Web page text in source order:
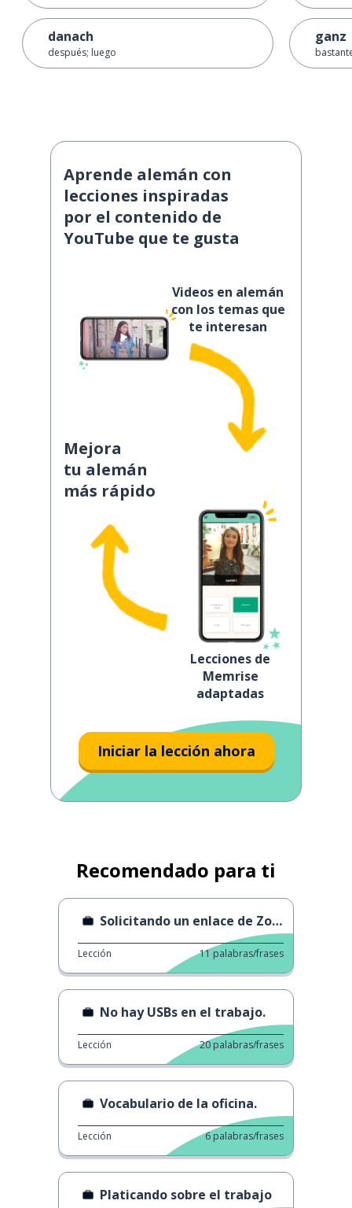
danach
después; luego
ganz
Aprende alemán con
lecciones inspiradas
por el contenido de
YouTube que te gusta
Videos en alemán
con los temas que
te interesan
Mejora
tu alemán
más rápido
Lecciones de
Memrise
adaptadas
Iniciar la lección ahora
Recomendado para ti
Solicitando un enlace de Zoom
Lección 11 palabras/frases
No hay USBs en el trabajo.
Lección 20 palabras/frases
Vocabulario de la oficina.
Lección 6 palabras/frases
Platicando sobre el trabajo